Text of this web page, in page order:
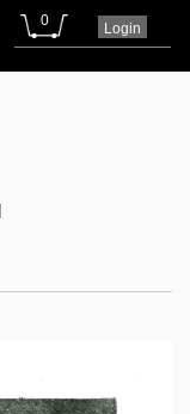
0 Login